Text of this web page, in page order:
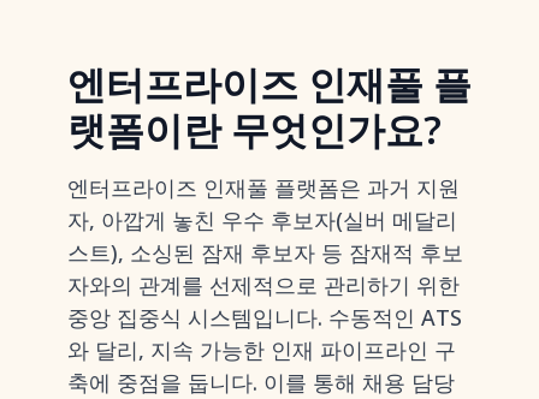
엔터프라이즈 인재풀 플
랫폼이란 무엇인가요?
엔터프라이즈 인재풀 플랫폼은 과거 지원
자, 아깝게 놓친 우수 후보자(실버 메달리
스트), 소싱된 잠재 후보자 등 잠재적 후보
자와의 관계를 선제적으로 관리하기 위한
중앙 집중식 시스템입니다. 수동적인 ATS
와 달리, 지속 가능한 인재 파이프라인 구
축에 중점을 둡니다. 이를 통해 채용 담당